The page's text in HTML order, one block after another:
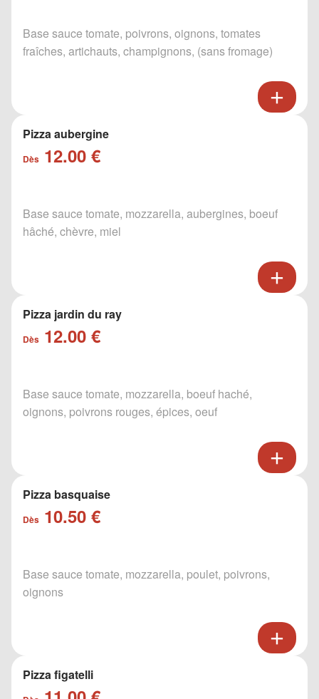
Base sauce tomate, poivrons, oignons, tomates
fraîches, artichauts, champignons, (sans fromage)
Pizza aubergine
Dès 12.00 €
Base sauce tomate, mozzarella, aubergines, boeuf
hâché, chèvre, miel
Pizza jardin du ray
Dès 12.00 €
Base sauce tomate, mozzarella, boeuf haché,
oignons, poivrons rouges, épices, oeuf
Pizza basquaise
Dès 10.50 €
Base sauce tomate, mozzarella, poulet, poivrons,
oignons
Pizza figatelli